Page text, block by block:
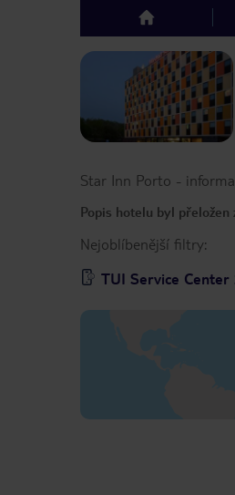
top
Previous slide
Star Inn Porto -
Popis hotelu byl přeložen
Nejoblíbenější filtry:
TUI Service Center